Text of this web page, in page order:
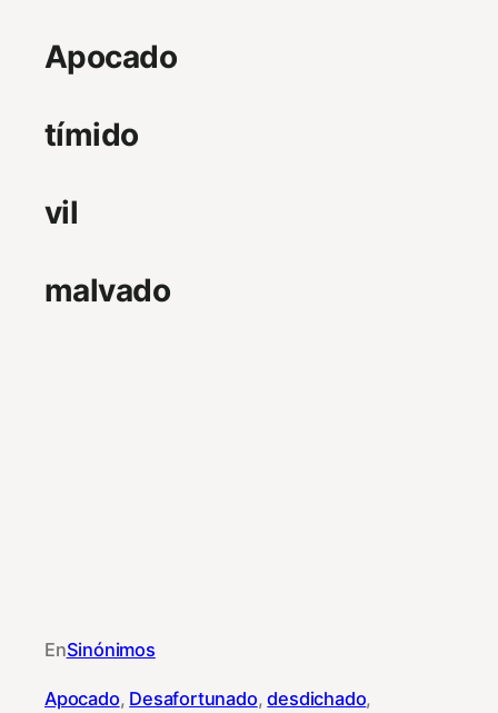
Apocado
tímido
vil
malvado
EnSinónimos
Apocado, Desafortunado, desdichado